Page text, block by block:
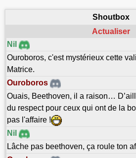
Shoutbox
Actualiser
Nil
Ouroboros, c'est mystérieux cette
Matrice.
Ouroboros
Ouais, Beethoven, il a raison…
du respect pour ceux qui ont de la
pas l'affaire !
Nil
Lâche pas beethoven, ça roule ton